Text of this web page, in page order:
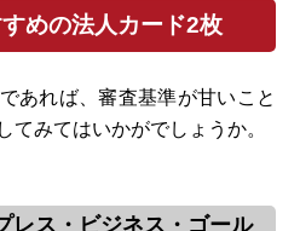
めの法人カード2枚
あれば、審査基準が甘いこと
てみてはいかがでしょうか。
レス・ビジネス・ゴール